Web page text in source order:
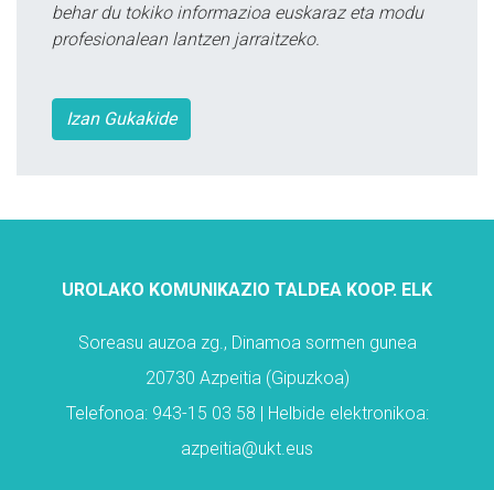
behar du tokiko informazioa euskaraz eta modu
profesionalean lantzen jarraitzeko.
Izan Gukakide
UROLAKO KOMUNIKAZIO TALDEA KOOP. ELK
Soreasu auzoa zg., Dinamoa sormen gunea
20730 Azpeitia (Gipuzkoa)
Telefonoa: 943-15 03 58 | Helbide elektronikoa:
azpeitia@ukt.eus